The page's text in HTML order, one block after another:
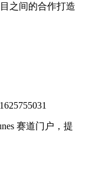
之间的合作打造
赛道门户，提